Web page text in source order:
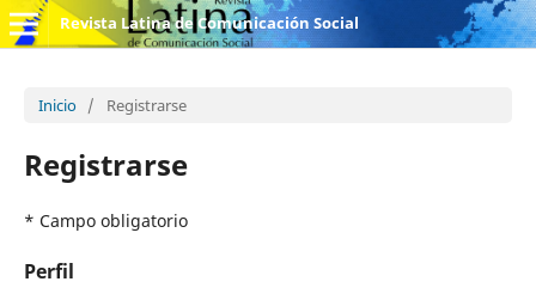
Revista Latina de Comunicación Social
Inicio / Registrarse
Registrarse
* Campo obligatorio
Perfil